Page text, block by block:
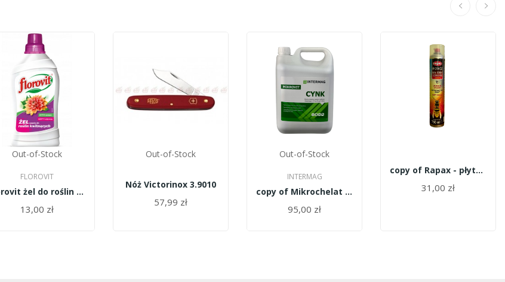
Out-of-Stock
FLOROVIT
Florovit żel do roślin kwitnących 800g
13,00 zł
Out-of-Stock
Nóż Victorinox 3.9010
57,99 zł
Out-of-Stock
INTERMAG
copy of Mikrochelat cynku Zn 15 EDTA 5kg
95,00 zł
copy of Rapax - płytka na owady
31,00 zł